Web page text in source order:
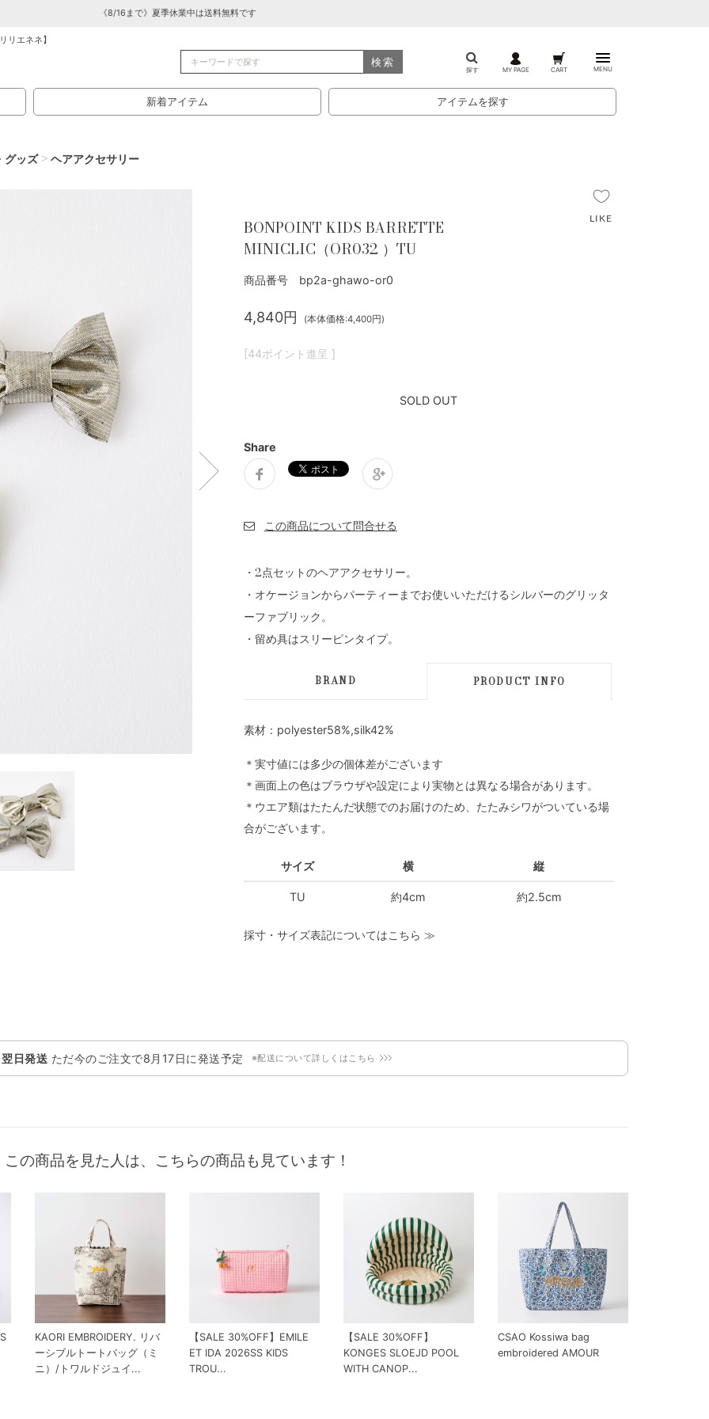
《8/16まで》夏季休業中は送料無料です
リエネネ】
検索
探す MY PAGE CART MENU
新着アイテム アイテムを探す
グッズ>ヘアアクセサリー
BONPOINT KIDS BARRETTE
MINICLIC（OR032 ）TU
商品番号 bp2a-ghawo-or0
4,840円 (本体価格:4,400円)
[44ポイント進呈 ]
SOLD OUT
Share
・2点セットのヘアアクセサリー。
・オケージョンからパーティーまでお使いいただけるシルバーのグリッタ
ーファブリック。
・留め具はスリーピンタイプ。
BRAND PRODUCT INFO
素材：polyester58%,silk42%
＊実寸値には多少の個体差がございます
＊画面上の色はブラウザや設定により実物とは異なる場合があります。
＊ウエア類はたたんだ状態でのお届けのため、たたみシワがついている場
合がございます。
サイズ 横 縦
TU 約4cm 約2.5cm
採寸・サイズ表記についてはこちら ≫
日発送 ただ今のご注文で8月17日に発送予定 ※配送について詳しくはこちら
この商品を見た人は、こちらの商品も見ています！
KAORI EMBROIDERY. リバ
ーシブルトートバッグ（ミ
ニ）/トワルドジュイ...
【SALE 30%OFF】EMILE
ET IDA 2026SS KIDS
TROU...
【SALE 30%OFF】
KONGES SLOEJD POOL
WITH CANOP...
CSAO Kossiwa bag
embroidered AMOUR